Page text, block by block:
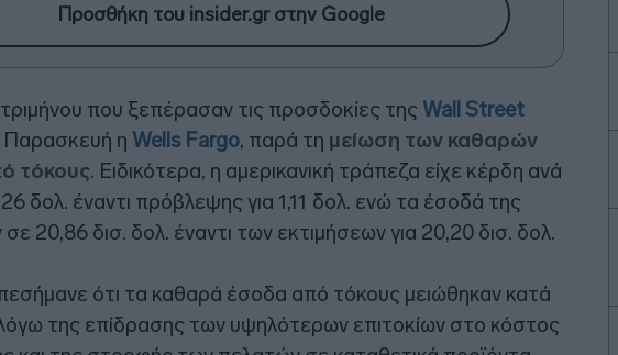
Προσθήκη του insider.gr στην Google
που ξεπέρασαν τις προσδοκίες της Wall Street
Παρασκευή η Wells Fargo, παρά τη μείωση των καθαρών
τόκους. Ειδικότερα, η αμερικανική τράπεζα είχε κέρδη ανά
δολ. έναντι πρόβλεψης για 1,11 δολ. ενώ τα έσοδά της
20,86 δισ. δολ. έναντι των εκτιμήσεων για 20,20 δισ. δολ.
ότι τα καθαρά έσοδα από τόκους μειώθηκαν κατά
της επίδρασης των υψηλότερων επιτοκίων στο κόστος